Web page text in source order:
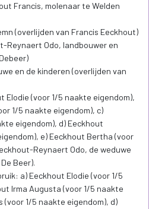
Francis, molenaar te Welden
(overlijden van Francis Eeckhout)
Reynaert Odo, landbouwer en
en de kinderen (overlijden van
Elodie (voor 1/5 naakte eigendom),
1/5 naakte eigendom), c)
eigendom), d) Eeckhout
e) Eeckhout Bertha (voor
Reynaert Odo, de weduwe
Beer).
a) Eeckhout Elodie (voor 1/5
Irma Augusta (voor 1/5 naakte
(voor 1/5 naakte eigendom), d)